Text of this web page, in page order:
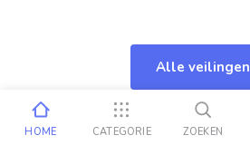
Alle veilingen
HOME CATEGORIE ZOEKEN